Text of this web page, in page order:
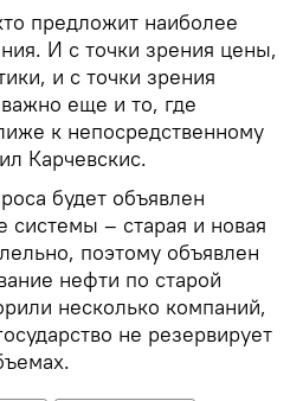
предложит наиболее
И с точки зрения цены,
и с точки зрения
еще и то, где
к непосредственному
Карчевскис.
будет объявлен
системы – старая и новая
поэтому объявлен
нефти по старой
несколько компаний,
не резервирует